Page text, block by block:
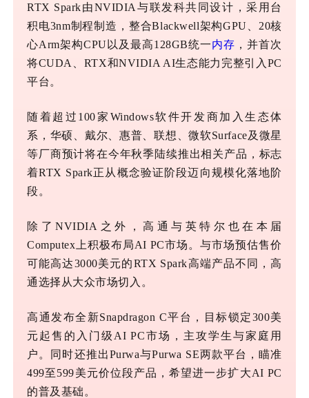
RTX Spark由NVIDIA与联发科共同设计，采用台
积电3nm制程制造，整合Blackwell架构GPU、20核
心Arm架构CPU以及最高128GB统一内存 ，并首次
将CUDA、RTX和NVIDIA AI生态能力完整引入PC
平台。
随着超过 100家Windows软件开发商加入生态体
系，华硕、戴尔、惠普、联想、微软Surface及微星
等厂商预计将在今年秋季陆续推出相关产品，标志
着RTX Spark正从概念验证阶段迈向规模化落地阶
段。
除了NVIDIA之外，高通与英特尔也在本届
Computex上积极布局AI PC市场。与市场预估售价
可能高达3000美元的RTX Spark高端产品不同，高
通选择从大众市场切入。
高通发布全新Snapdragon C平台，目标锁定300美
元起售的入门级AI PC市场，主攻学生与家庭用
户。同时还推出Purwa与Purwa SE两款平台，瞄准
499至599美元价位段产品，希望进一步扩大AI PC
的普及基础。